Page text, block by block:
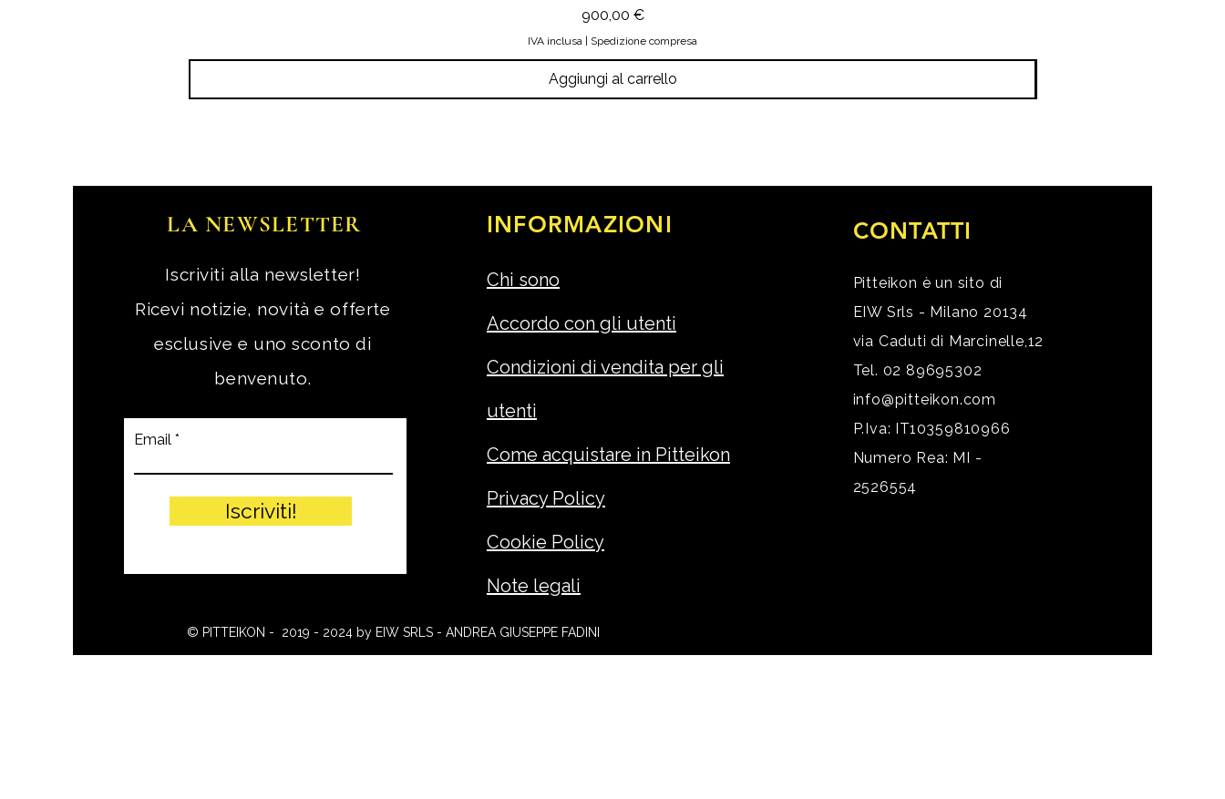
Prezzo
900,00 €
IVA inclusa Spedizione compresa
Aggiungi al carrello
LA NEWSLETTER
Iscriviti alla newsletter!
Ricevi notizie, novità e offerte
esclusive e uno sconto di
benvenuto.
Email
Iscriviti!
INFORMAZIONI
Chi sono
Accordo con gli utenti
Condizioni di vendita per gli
utenti
Come acquistare in Pitteikon
Privacy Policy
Cookie Policy
Note legali
CONTATTI
Pitteikon è un sito di
EIW Srls - Milano 20134
via Caduti di Marcinelle,12
Tel. 02 89695302
info@pitteikon.com
P.Iva: IT10359810966
Numero Rea: MI -
2526554
© PITTEIKON - 2019 - 2024 by EIW SRLS - ANDREA GIUSEPPE FADINI